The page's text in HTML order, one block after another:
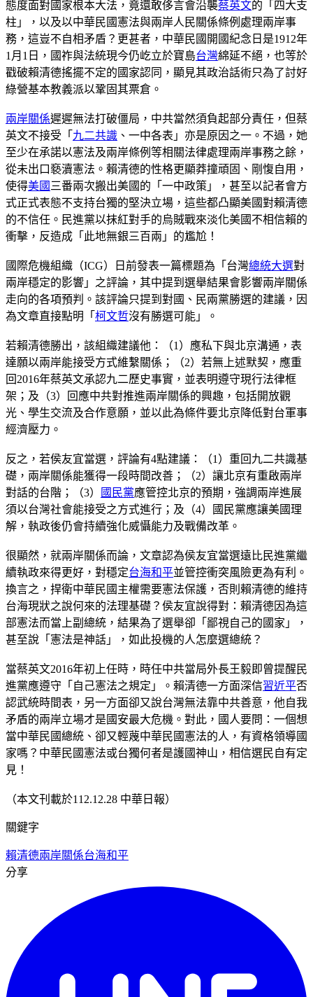
態度面對國家根本大法，竟還敢侈言會沿襲蔡英文的「四大支
柱」，以及以中華民國憲法與兩岸人民關係條例處理兩岸事
務，這豈不自相矛盾？更甚者，中華民國開國紀念日是1912年
1月1日，國祚與法統現今仍屹立於寶島台灣綿延不絕，也等於
戳破賴清德搖擺不定的國家認同，顯見其政治話術只為了討好
綠營基本教義派以鞏固其票倉。
兩岸關係遲遲無法打破僵局，中共當然須負起部分責任，但蔡
英文不接受「 九二共識 、一中各表」亦是原因之一。不過，她
至少在承諾以憲法及兩岸條例等相關法律處理兩岸事務之餘，
從未出口褻瀆憲法。賴清德的性格更顯莽撞頑固、剛愎自用，
使得美國 三番兩次搬出美國的「一中政策」，甚至以記者會方
式正式表態不支持台獨的堅決立場，這些都凸顯美國對賴清德
的不信任。民進黨以抹紅對手的烏賊戰來淡化美國不相信賴的
衝擊，反造成「此地無銀三百兩」的尷尬！
國際危機組織（ICG）日前發表一篇標題為「台灣總統大選對
兩岸穩定的影響」之評論，其中提到選舉結果會影響兩岸關係
走向的各項預判。該評論只提到對國、民兩黨勝選的建議，因
為文章直接點明「 柯文哲沒有勝選可能」。
若賴清德勝出，該組織建議他：（1）應私下與北京溝通，表
達願以兩岸能接受方式維繫關係；（2）若無上述默契，應重
回2016年蔡英文承認九二歷史事實，並表明遵守現行法律框
架；及（3）回應中共對推進兩岸關係的興趣，包括開放觀
光、學生交流及合作意願，並以此為條件要北京降低對台軍事
經濟壓力。
反之，若侯友宜當選，評論有4點建議：（1）重回九二共識基
礎，兩岸關係能獲得一段時間改善；（2）讓北京有重啟兩岸
對話的台階；（3）
國民黨應管控北京的預期，強調兩岸進展
須以台灣社會能接受之方式進行；及（4）國民黨應讓美國理
解，執政後仍會持續強化威懾能力及戰備改革。
很顯然，就兩岸關係而論，文章認為侯友宜當選遠比民進黨繼
續執政來得更好，對穩定台海和平並管控衝突風險更為有利。
換言之，捍衛中華民國主權需要憲法保護，否則賴清德的維持
台海現狀之說何來的法理基礎？侯友宜說得對：賴清德因為這
部憲法而當上副總統，結果為了選舉卻「鄙視自己的國家」，
甚至說「憲法是神話」，如此投機的人怎麼選總統？
當蔡英文2016年初上任時，時任中共當局外長王毅即曾提醒民
進黨應遵守「自己憲法之規定」。賴清德一方面深信習近平否
認武統時間表，另一方面卻又說台灣無法靠中共善意，他自我
矛盾的兩岸立場才是國安最大危機。對此，國人要問：一個想
當中華民國總統、卻又輕蔑中華民國憲法的人，有資格領導國
家嗎？中華民國憲法或台獨何者是護國神山，相信選民自有定
見！
（本文刊載於112.12.28 中華日報）
關鍵字
賴清德兩岸關係台海和平
分享